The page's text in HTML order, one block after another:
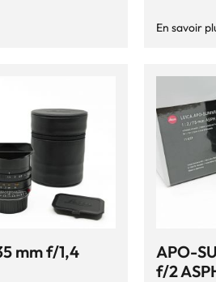
En savoir
mm f/1,4
APO-
f/2